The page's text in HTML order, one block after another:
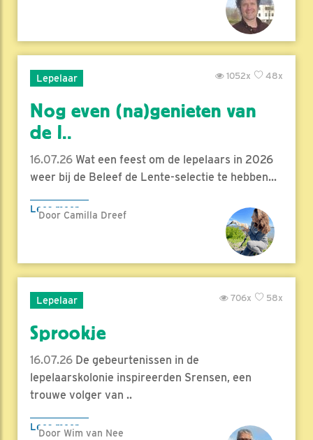
Lepelaar 48x
1052x
Nog even (na)genieten van
de l..
16.07.26 Wat een feest om de lepelaars in 2026
weer bij de Beleef de Lente-selectie te hebben...
Lees meer
Door Camilla Dreef
Lepelaar 58x
706x
Sprookje
16.07.26 De gebeurtenissen in de
lepelaarskolonie inspireerden Srensen, een
trouwe volger van ..
Lees meer
Door Wim van Nee